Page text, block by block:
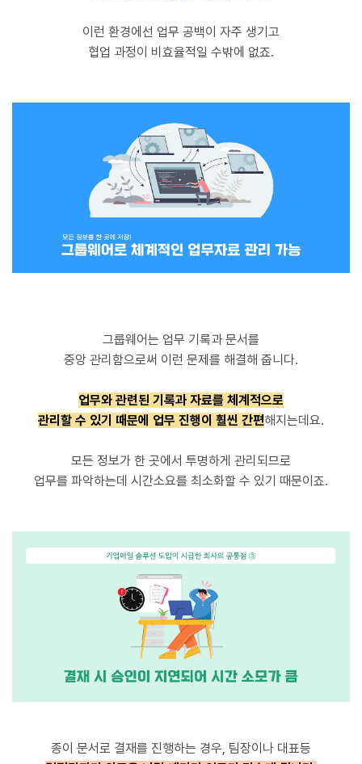
이런 환경에선 업무 공백이 자주 생기고
협업 과정이 비효율적일 수밖에 없죠.
그룹웨어는 업무 기록과 문서를
중앙 관리함으로써 이런 문제를 해결해 줍니다.
업무와 관련된 기록과 자료를 체계적으로
관리할 수 있기 때문에 업무 진행이 훨씬 간편해지는데요.
모든 정보가 한 곳에서 투명하게 관리되므로
업무를 파악하는데 시간소요를 최소화할 수 있기 때문이죠.
종이 문서로 결재를 진행하는 경우, 팀장이나 대표등